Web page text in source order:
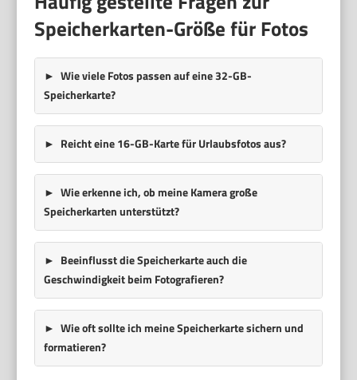
Speicherkarten-Größe für Fotos
Wie viele Fotos passen auf eine 32-GB-
Speicherkarte?
Reicht eine 16-GB-Karte für Urlaubsfotos aus?
Wie erkenne ich, ob meine Kamera große
Speicherkarten unterstützt?
Beeinflusst die Speicherkarte auch die
Geschwindigkeit beim Fotografieren?
Wie oft sollte ich meine Speicherkarte sichern und
formatieren?